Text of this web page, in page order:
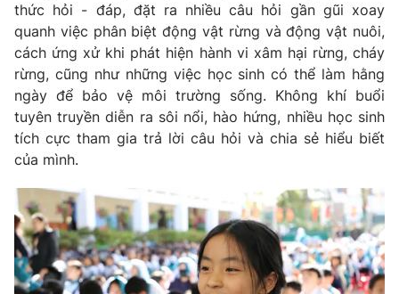
Theo dõi báo trên
Cơ quan chủ quản:Đài Truyền hình Việt Nam
Cơ quan báo chí: Thời báo VTV
Giấy phép hoạt động báo in và báo điện tử số 483/GP-BTTTT
cấp ngày 29/12/2023
Tổng Biên tập:Vũ Thanh Thủy
Phó Tổng Biên tập:Nguyễn Thị Mỹ Hạnh, Phạm Quốc Thắng,
Nguyễn Trọng Ninh
Tổng đài VTV:024.38 355 931 - 024.38 355 932
thức hỏi - đáp, đặt ra nhiều câu hỏi gần gũi xoay
quanh việc phân biệt động vật rừng và động vật nuôi,
cách ứng xử khi phát hiện hành vi xâm hại rừng, cháy
rừng, cũng như những việc học sinh có thể làm hằng
ngày để bảo vệ môi trường sống. Không khí buổi
tuyên truyền diễn ra sôi nổi, hào hứng, nhiều học sinh
tích cực tham gia trả lời câu hỏi và chia sẻ hiểu biết
của mình.